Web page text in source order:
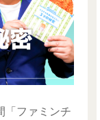
「ファミンチ